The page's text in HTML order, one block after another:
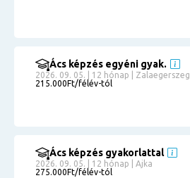
Ács képzés egyéni gyak.
2026. 09. 05. | 12 hónap | Zalaegerszeg
215.000Ft/félév-tól
Ács képzés gyakorlattal
2026. 09. 05. | 12 hónap | Ajka
275.000Ft/félév-tól